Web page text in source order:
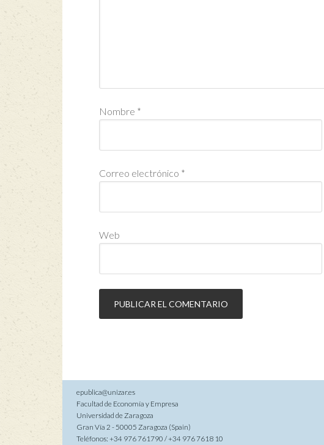
Nombre *
Correo electrónico *
Web
epublica@unizar.es
Facultad de Economía y Empresa
Universidad de Zaragoza
Gran Vía 2 - 50005 Zaragoza (Spain)
Teléfonos: +34 976 761790 / +34 976 7618 10